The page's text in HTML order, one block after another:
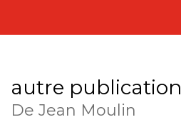
autre publication
De Jean Moulin